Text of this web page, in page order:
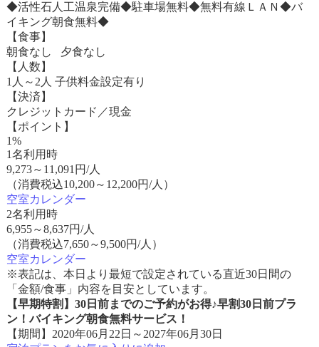
◆活性石人工温泉完備◆駐車場無料◆無料有線ＬＡＮ◆バ
イキング朝食無料◆
【食事】
朝食なし 夕食なし
【人数】
1人～2人 子供料金設定有り
【決済】
クレジットカード／現金
【ポイント】
1%
1名利用時
9,273～ 11,091 円/人
（消費税込10,200～12,200円/人）
空室カレンダー
2名利用時
6,955～8,637円/人
（消費税込7,650～9,500円/人）
空室カレンダー
※表記は、本日より最短で設定されている直近30日間の
「金額/食事」内容を目安としています。
【早期特割】30日前までのご予約がお得♪早割30日前プラ
ン！バイキング朝食無料サービス！
【期間】2020年06月22日～2027年06月30日